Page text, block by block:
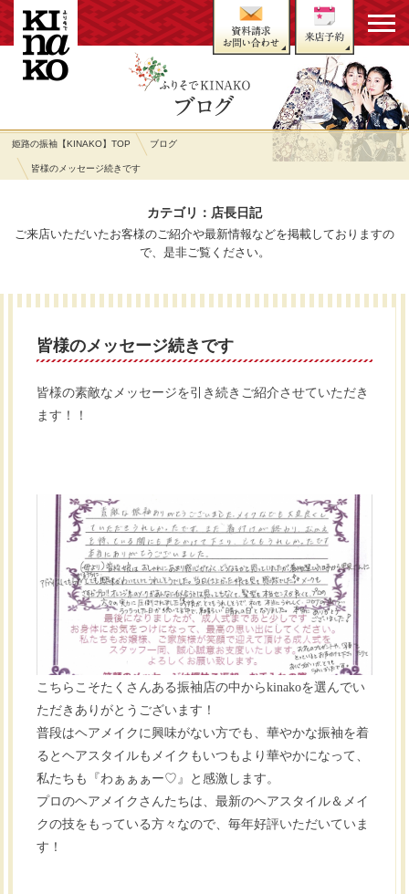
姫路の振袖【KINAKO】TOP ブログ
皆様のメッセージ続きです
カテゴリ：店長日記
ご来店いただいたお客様のご紹介や最新情報などを掲載しておりますの
で、是非ご覧ください。
皆様のメッセージ続きです
皆様の素敵なメッセージを引き続きご紹介させていただき
ます！！
こちらこそたくさんある振袖店の中からkinakoを選んでい
ただきありがとうございます！
普段はヘアメイクに興味がない方でも、華やかな振袖を着
るとヘアスタイルもメイクもいつもより華やかになって、
私たちも『わぁぁぁー♡』と感激します。
プロのヘアメイクさんたちは、最新のヘアスタイル＆メイ
クの技をもっている方々なので、毎年好評いただいていま
す！